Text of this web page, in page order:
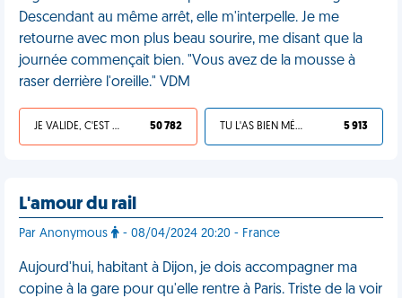
Descendant au même arrêt, elle m'interpelle. Je me
retourne avec mon plus beau sourire, me disant que la
journée commençait bien. "Vous avez de la mousse à
raser derrière l'oreille." VDM
JE VALIDE, C'EST UNE VDM 50 782 TU L'AS BIEN MÉRITÉ 5 913
L'amour du rail
Par Anonymous - 08/04/2024 20:20 - France
Aujourd'hui, habitant à Dijon, je dois accompagner ma
copine à la gare pour qu'elle rentre à Paris. Triste de la voir